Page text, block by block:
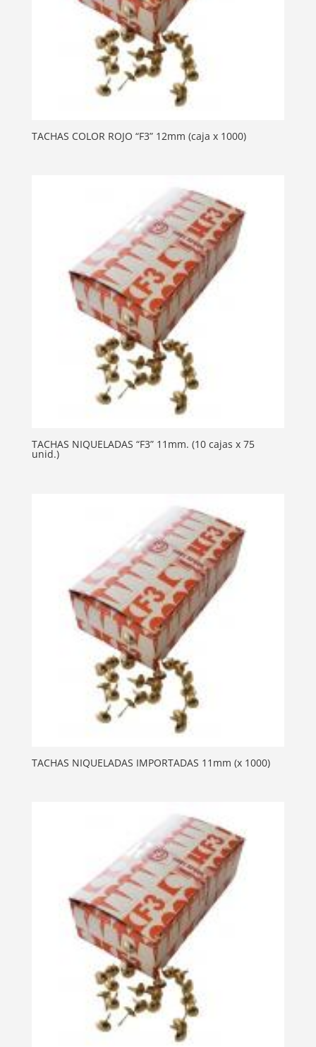
TACHAS COLOR ROJO “F3” 12mm (caja x 1000)
TACHAS NIQUELADAS “F3” 11mm. (10 cajas x 75
unid.)
TACHAS NIQUELADAS IMPORTADAS 11mm (x 1000)